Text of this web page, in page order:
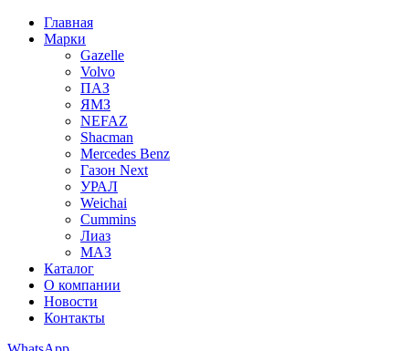
Главная
Марки
Gazelle
Volvo
ПАЗ
ЯМЗ
NEFAZ
Shacman
Mercedes Benz
Газон Next
УРАЛ
Weichai
Cummins
Лиаз
МАЗ
Каталог
О компании
Новости
Контакты